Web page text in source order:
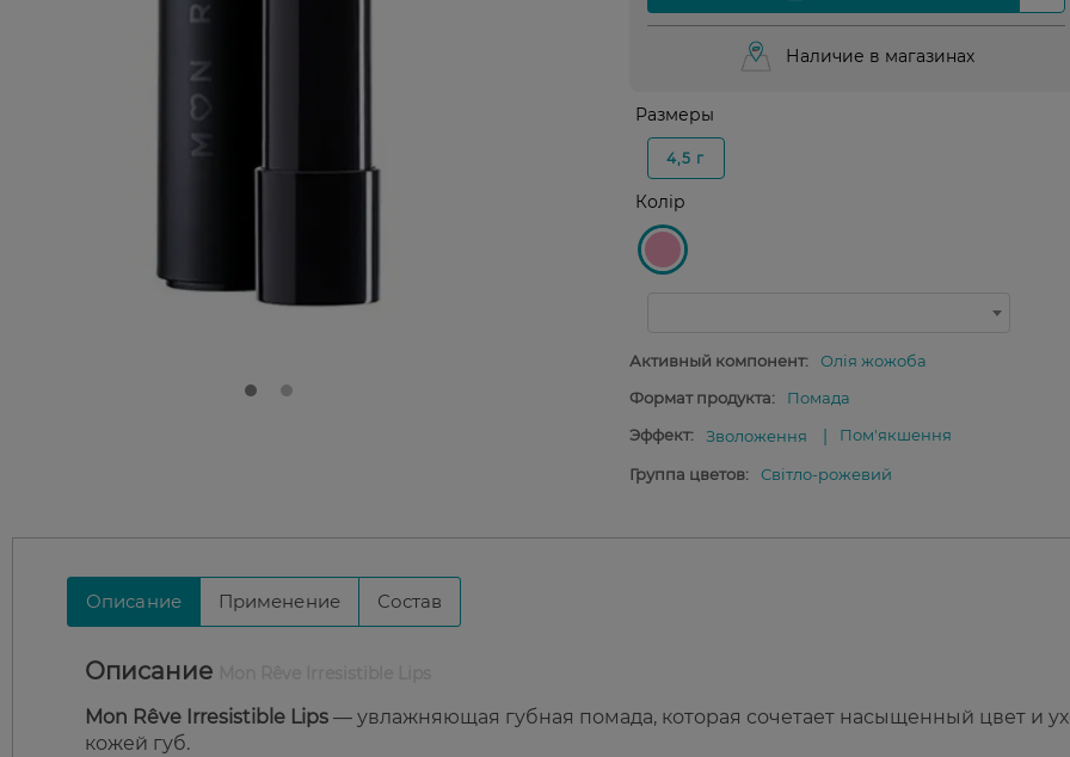
Наличие в магазинах
Размеры
4,5 г
Колір
Активный компонент:
Олія жожоба
Формат продукта:
Помада
Эффект:
Зволоження Пом'якшення
Группа цветов: Світло-рожевий
Описание Применение Состав
Описание
Mon Rêve Irresistible Lips — увлажняющая губная помада, которая сочетает насыщенный цвет и
кожей губ.